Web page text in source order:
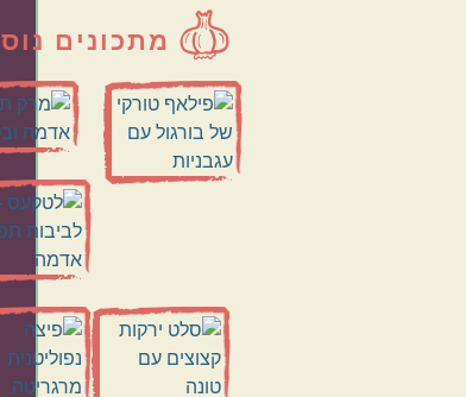
מתכונים